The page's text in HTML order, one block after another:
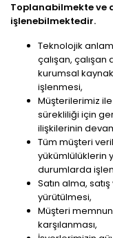
Toplanabilmekte ve
işlenebilmektedir.
Teknolojik
çalışan, çalışan
kurumsal
işlenmesi,
Müşterilerimiz
sürekliliği için
ilişkilerinin
Tüm müşteri
yükümlülüklerin
durumlarda
Satın alma,
yürütülmesi,
Müşteri
karşılanması,